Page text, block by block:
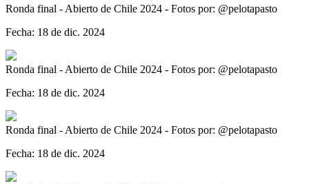
Ronda final - Abierto de Chile 2024 - Fotos por: @pelotapasto
Fecha: 18 de dic. 2024
Ronda final - Abierto de Chile 2024 - Fotos por: @pelotapasto
Fecha: 18 de dic. 2024
Ronda final - Abierto de Chile 2024 - Fotos por: @pelotapasto
Fecha: 18 de dic. 2024